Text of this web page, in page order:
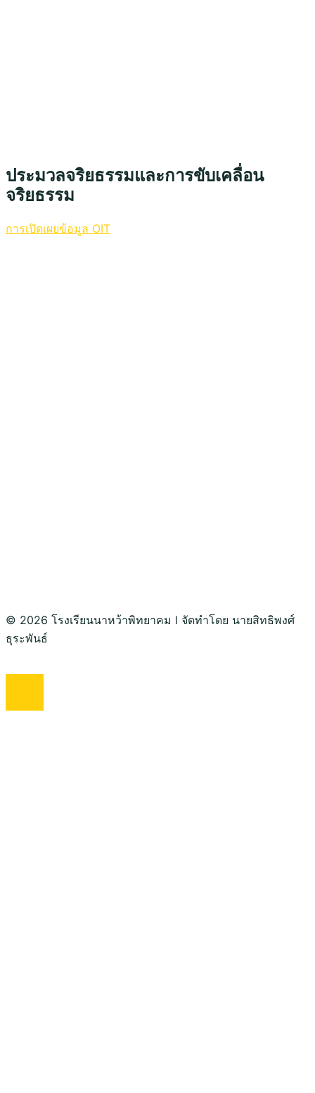
ประมวลจริยธรรมและการขับเคลื่อน
จริยธรรม
การเปิดเผยข้อมูล OIT
© 2026 โรงเรียนนาหว้าพิทยาคม l จัดทำโดย นายสิทธิพงศ์
ธุระพันธ์